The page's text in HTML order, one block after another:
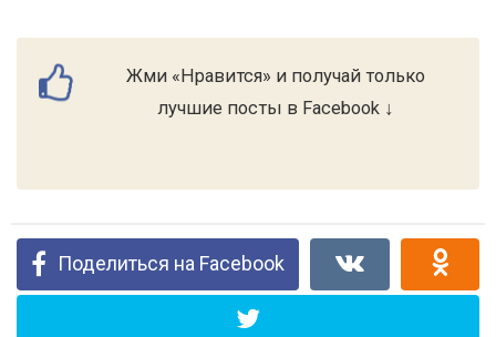
Жми «Нравится» и получай только
лучшие посты в Facebook ↓
Поделиться на Facebook